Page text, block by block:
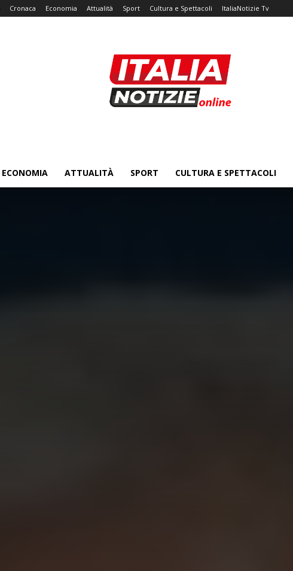
Cronaca Economia Attualità Sport Cultura e Spettacoli ItaliaNotizie Tv
ECONOMIA ATTUALITÀ SPORT CULTURA E SPETTACOLI